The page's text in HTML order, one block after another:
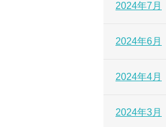
2024年7月
2024年6月
2024年4月
2024年3月